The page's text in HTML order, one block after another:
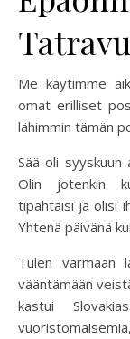
Me käytimme
omat erilliset
lähimmin tämän
Sää oli
Olin jotenkin
tipahtaisi ja olisi
Yhtenä päivänä
Tulen varmaan
vääntämään
kastui